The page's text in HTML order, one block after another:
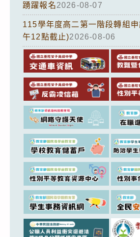
踴躍報名2026-08-07
115學年度高二第一階段轉組
午12點截止)2026-08-06